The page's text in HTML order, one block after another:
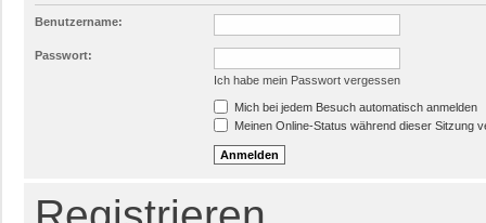
Benutzername:
Passwort:
Ich habe mein Passwort vergessen
Mich bei jedem Besuch automatisch anmelden
Meinen Online-Status während dieser Sitzung